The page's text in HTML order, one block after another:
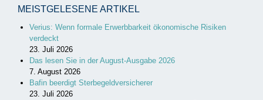
MEISTGELESENE ARTIKEL
Verius: Wenn formale Erwerbbarkeit ökonomische Risiken
verdeckt
23. Juli 2026
Das lesen Sie in der August-Ausgabe 2026
7. August 2026
Bafin beerdigt Sterbegeldversicherer
23. Juli 2026